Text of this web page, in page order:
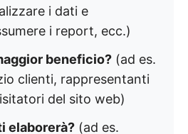
i dati e
i report, ecc.)
beneficio? (ad es.
clienti, rappresentanti
del sito web)
elaborerà? (ad es.